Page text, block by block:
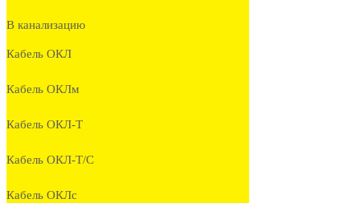
В канализацию
Кабель ОКЛ
Кабель ОКЛм
Кабель ОКЛ-Т
Кабель ОКЛ-Т/С
Кабель ОКЛc